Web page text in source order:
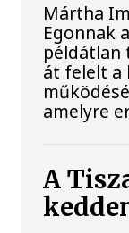
Mártha
Egonnak
példátlan
át felelt a
amelyre
A